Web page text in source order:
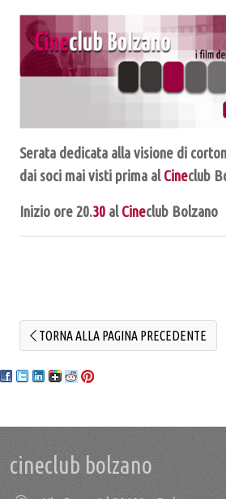
Serata dedicata alla visione di
dai soci mai visti prima alCineclub
Inizio ore 20.30 alCineclub Bolzano
TORNA ALLA PAGINA PRECEDENTE
cineclub bolzano